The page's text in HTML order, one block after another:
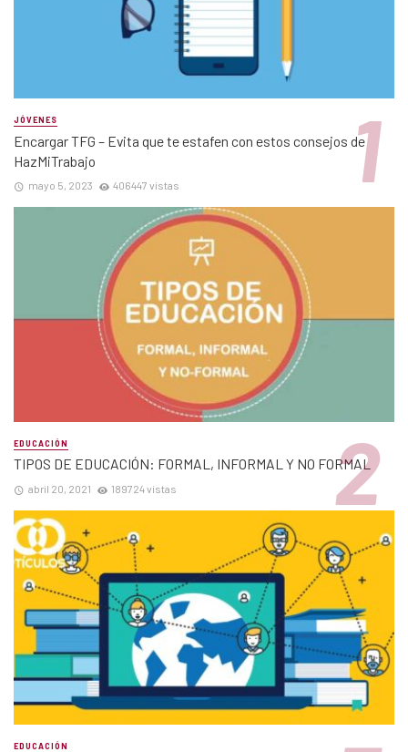
JÓVENES
Encargar TFG – Evita que te estafen con estos consejos de
HazMiTrabajo
mayo 5, 2023 406447 vistas
EDUCACIÓN
TIPOS DE EDUCACIÓN: FORMAL, INFORMAL Y NO FORMAL
abril 20, 2021 189724 vistas
EDUCACIÓN